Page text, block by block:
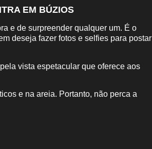
EM BÚZIOS
e de surpreender qualquer um. É o
deseja fazer fotos e selfies para postar
vista espetacular que oferece aos
e na areia. Portanto, não perca a